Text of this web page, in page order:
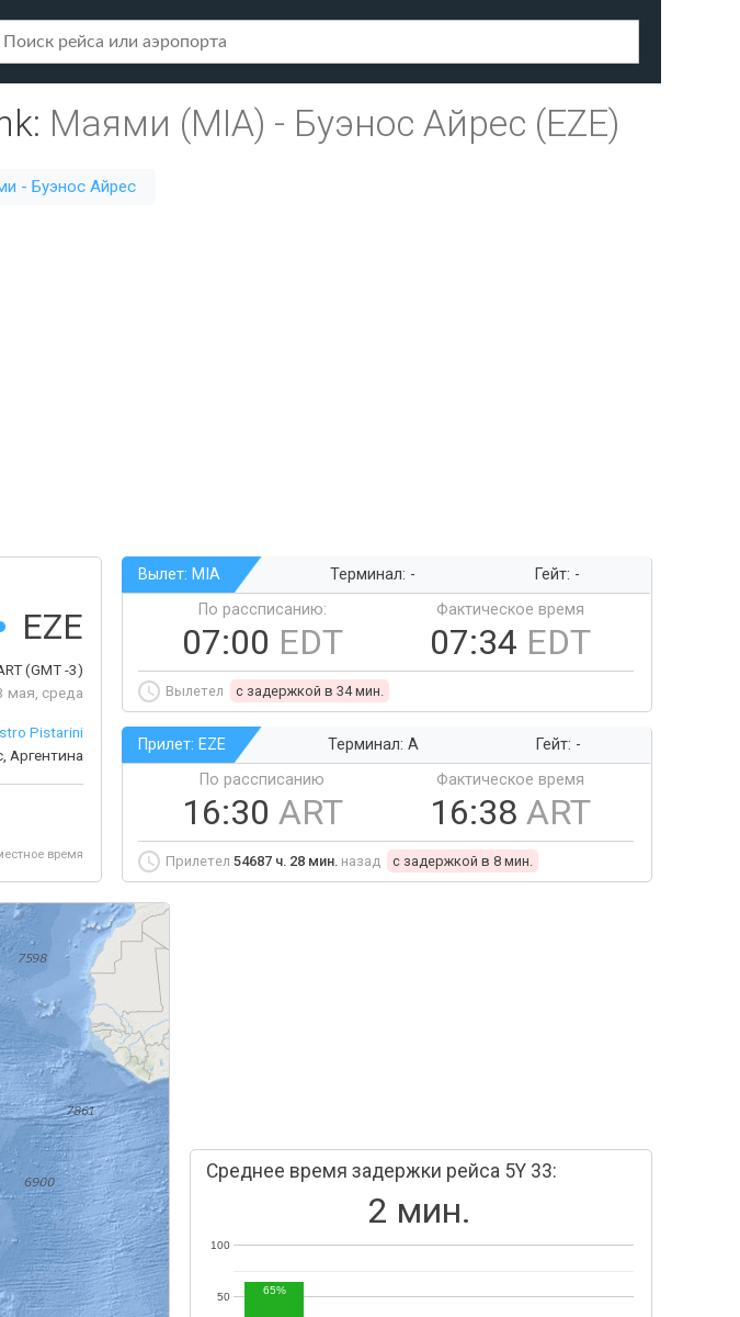
: Маями (MIA) - Буэнос Айрес (EZE)
- Буэнос Айрес
EZE
(GMT -3)
мая, среда
Pistarini
Аргентина
время
Вылет: MIA Терминал: -
Гейт: -
По рассписанию:
07:00 EDT
Фактическое время
07:34 EDT
Вылетел c задержкой в 34 мин.
Прилет: EZE Терминал: A
Гейт: -
По рассписанию
16:30 ART
Фактическое время
16:38 ART
Прилетел 54687 ч. 28 мин. назад c задержкой в 8 мин.
Среднее время задержки рейса 5Y 33:
2 мин.
50
100
65%